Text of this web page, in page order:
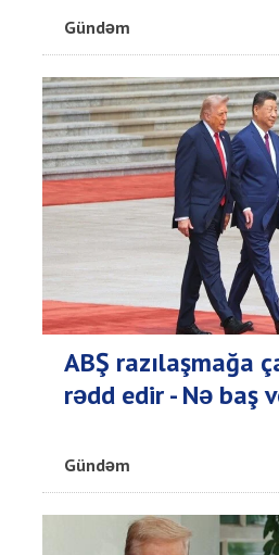
Gündəm
ABŞ razılaşmağa
rədd edir - Nə baş
Gündəm